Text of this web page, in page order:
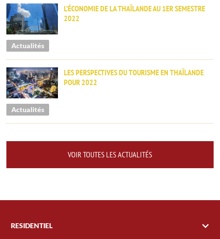
L’ÉCONOMIE DE LA THAÏLANDE AU 1ER SEMESTRE
2022
Actualités
LES PERSPECTIVES DU TOURISME EN THAÏLANDE
POUR 2022
Actualités
VOIR TOUTES LES ACTUALITÉS
RESIDENTIEL